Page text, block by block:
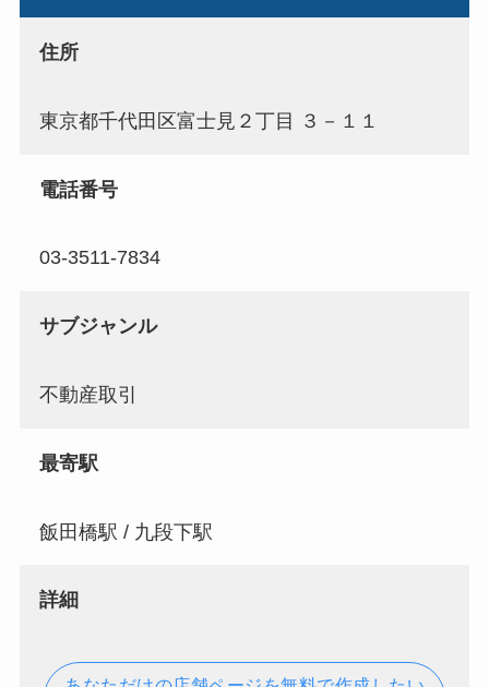
住所
東京都千代田区富士見２丁目 ３－１１
電話番号
03-3511-7834
サブジャンル
不動産取引
最寄駅
飯田橋駅 / 九段下駅
詳細